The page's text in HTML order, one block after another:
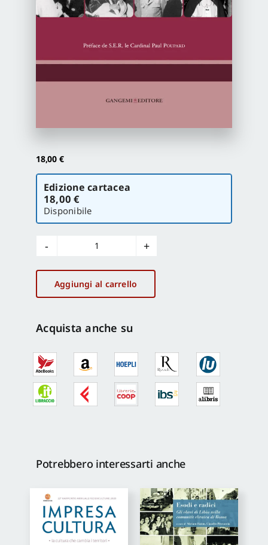
18,00 €
Scegli
versione
Edizione cartacea
18,00 €
Disponibile
Culture
&
Christianisme
quantità
Aggiungi al carrello
Acquista anche su
Potrebbero interessarti anche